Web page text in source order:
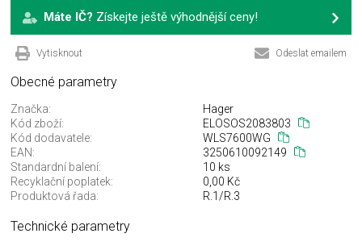
Máte IČ? Získejte ještě výhodnější ceny!
Vytisknout Odeslat emailem
Obecné parametry
Značka:
Hager
Kód zboží:
ELOSOS2083803
Kód dodavatele:
WLS7600WG
EAN:
3250610092149
Standardní balení:
10 ks
Recyklační poplatek:
0,00 Kč
Produktová řada:
R.1/R.3
Technické parametry